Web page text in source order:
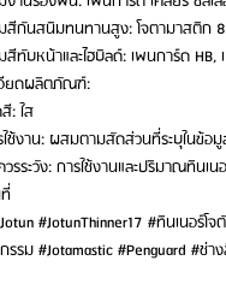
สีกันสนิมทนทานสูง: โจตามาสติก
ทับหน้าและไฮบิลด์: เพนการ์ด HB,
อียดผลิตภัณฑ์:
: ใส
ช้งาน: ผสมตามสัดส่วนที่ระบุในข้อ
รระวัง: การใช้งานและปริมาณทินเ
#JotunThinner17 #ทินเนอ
รม #Jotamastic #Penguard #ช่